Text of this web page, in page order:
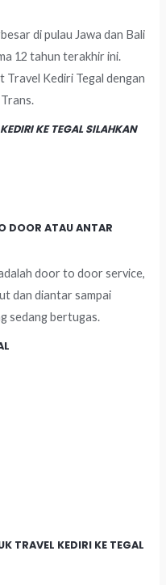
di pulau Jawa dan Bali
12 tahun terakhir ini.
Travel Kediri Tegal dengan
KE TEGAL SILAHKAN
DOOR ATAU ANTAR
door to door service,
dan diantar sampai
sedang bertugas.
TRAVEL KEDIRI KE TEGAL